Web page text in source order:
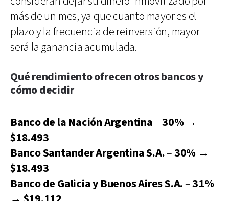
más de un mes, ya que cuanto mayor es el
plazo y la frecuencia de reinversión, mayor
será la ganancia acumulada.
Qué rendimiento ofrecen otros bancos y
cómo decidir
Banco de la Nación Argentina–30%→
$18.493
Banco Santander Argentina S.A.–30% →
$18.493
Banco de Galicia y Buenos Aires S.A.–31%